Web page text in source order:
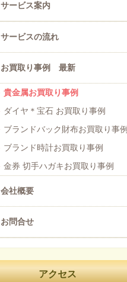
サービス案内
サービスの流れ
お買取り事例 最新
貴金属お買取り事例
ダイヤ＊宝石 お買取り事例
ブランドバック財布お買取り事例
ブランド時計お買取り事例
金券 切手ハガキお買取り事例
会社概要
お問合せ
アクセス